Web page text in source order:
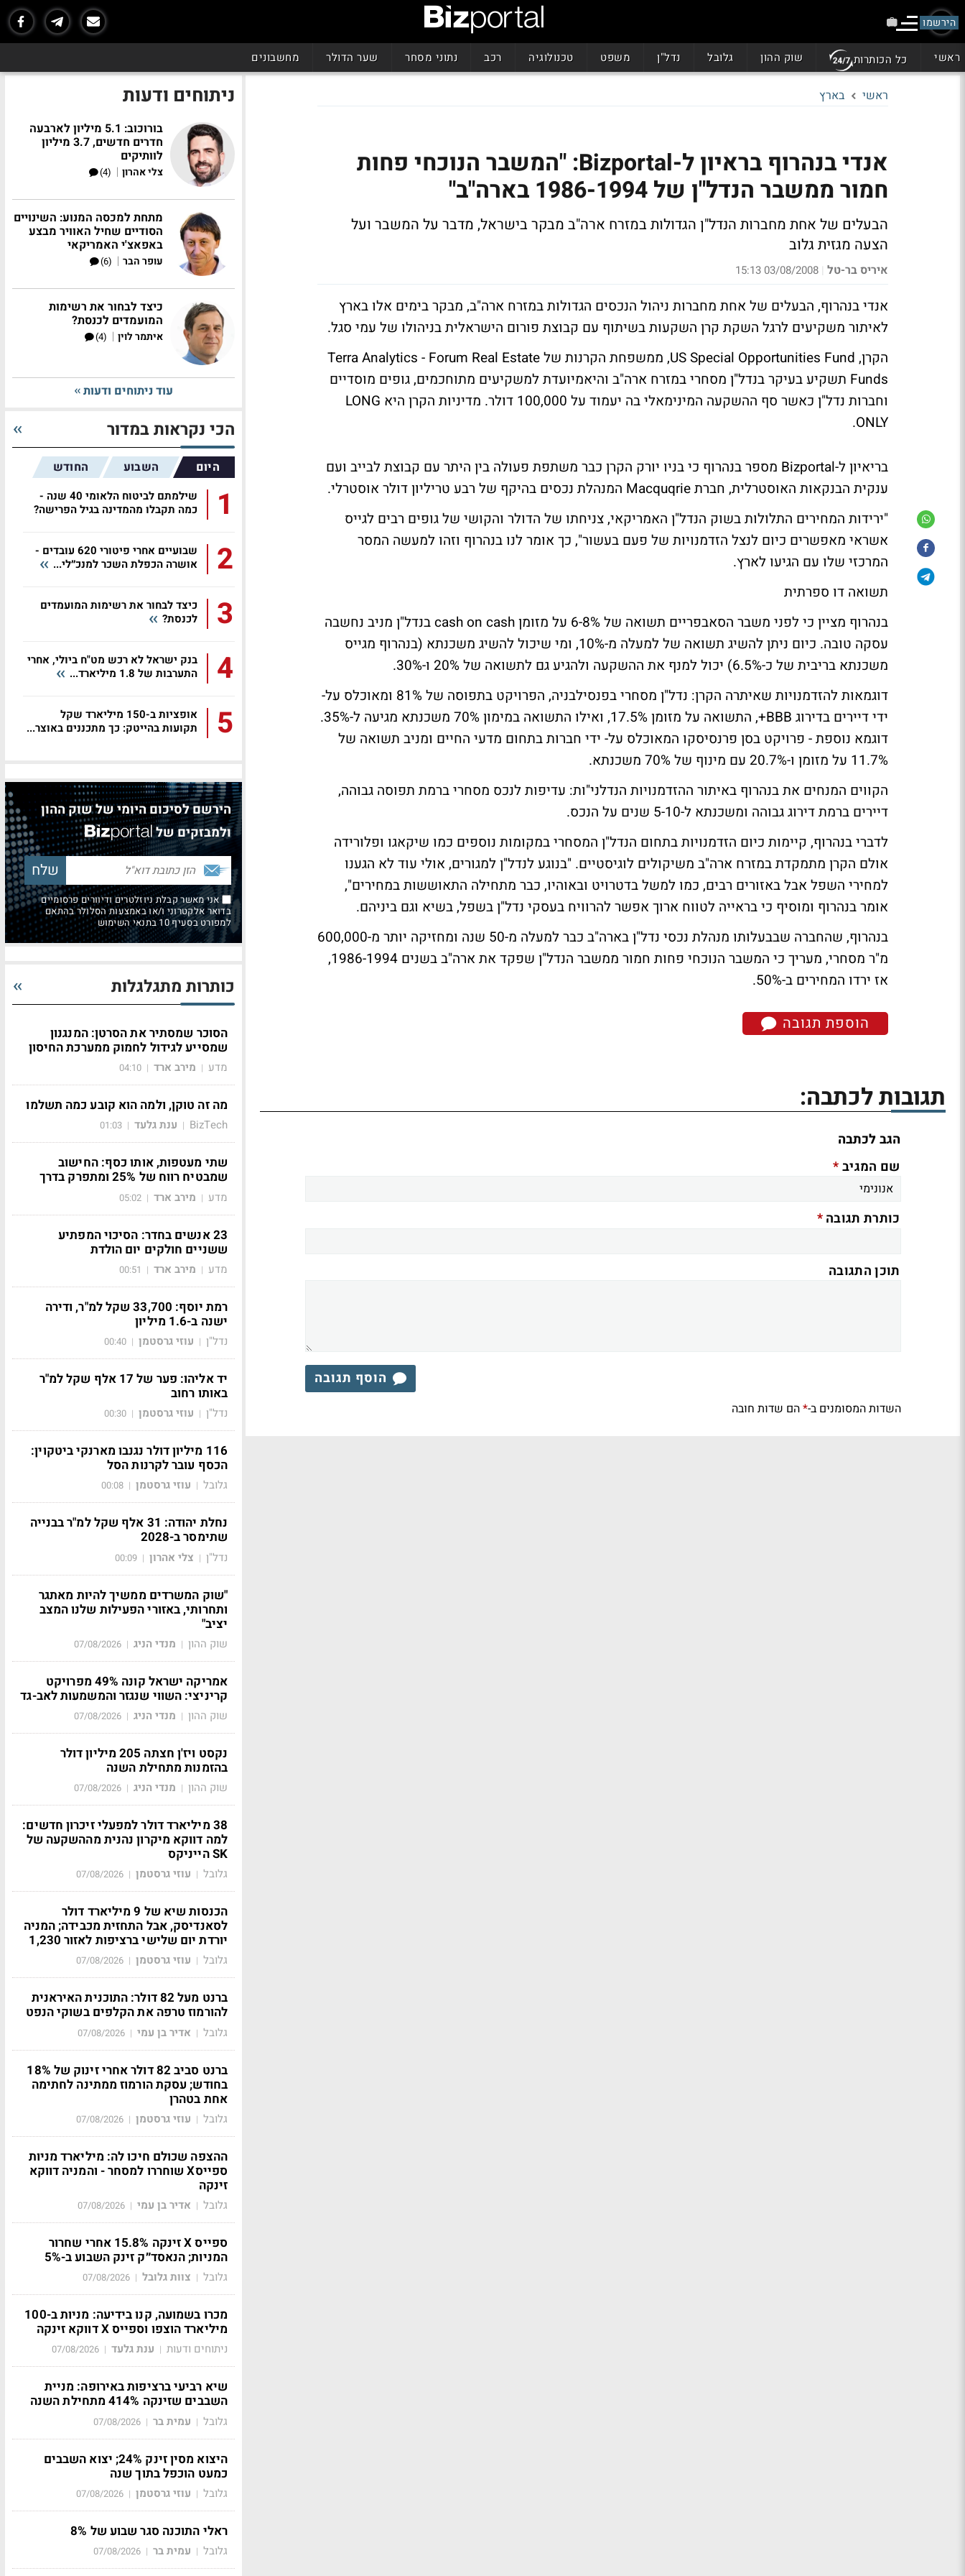
הירשמו
ראשי כל הכותרות שוק ההון גלובל נדל"ן משפט טכנולוגיה רכב נתוני מסחר שער הדולר מחשבונים
ראשי בארץ
אנדי בנהרוף בראיון ל-Bizportal: "המשבר הנוכחי פחות
חמור ממשבר הנדל"ן של 1986-1994 בארה"ב"
הבעלים של אחת מחברות הנדל"ן הגדולות במזרח ארה"ב מבקר בישראל, מדבר על המשבר ועל
הצעה מגזית גלוב
איריס בר-טל |
03/08/2008 15:13
אנדי בנהרוף, הבעלים של אחת מחברות ניהול הנכסים הגדולות במזרח ארה"ב, מבקר בימים אלו בארץ
לאיתור משקיעים לרגל השקת קרן השקעות בשיתוף עם קבוצת פורום הישראלית בניהולו של עמי סגל.
הקרן, US Special Opportunities Fund, ממשפחת הקרנות של Terra Analytics - Forum Real Estate
Funds תשקיע בעיקר בנדל"ן מסחרי במזרח ארה"ב והיאמיועדת למשקיעים מתוחכמים, גופים מוסדיים
וחברות נדל"ן כאשר סף ההשקעה המינימאלי בה יעמוד על 100,000 דולר. מדיניות הקרן היא LONG
ONLY.
בריאיון ל-Bizportal מספר בנהרוף כי בניו יורק הקרן כבר משתפת פעולה בין היתר עם קבוצת לבייב ועם
ענקית הבנקאות האוסטרלית, חברת Macquqrie המנהלת נכסים בהיקף של רבע טריליון דולר אוסטרלי.
"ירידות המחירים התלולות בשוק הנדל"ן האמריקאי, צניחתו של הדולר והקושי של גופים רבים לגייס
אשראי מאפשרים כיום לנצל הזדמנויות של פעם בעשור", כך אומר לנו בנהרוף וזהו למעשה המסר
המרכזי שלו עם הגיעו לארץ.
תשואה דו ספרתית
בנהרוף מציין כי לפני משבר הסאבפריים תשואה של 6-8% על מזומן cash on cash בנדל"ן מניב נחשבה
עסקה טובה. כיום ניתן להשיג תשואה של למעלה מ-10%, ומי שיכול להשיג משכנתא (בנהרוף מגייס
משכנתא בריבית של כ-6.5%) יכול למנף את ההשקעה ולהגיע גם לתשואה של 20% ו-30%.
דוגמאות להזדמנויות שאיתרה הקרן: נדל"ן מסחרי בפנסילבניה, הפרויקט בתפוסה של 81% ומאוכלס על-
ידי דיירים בדירוג BBB+, התשואה על מזומן 17.5%, ואילו התשואה במימון 70% משכנתא מגיעה ל-35%.
דוגמא נוספת - פרויקט בסן פרנסיסקו המאוכלס על- ידי חברות בתחום מדעי החיים ומניב תשואה של
11.7% על מזומן ו-20.7% עם מינוף של 70% משכנתא.
הקווים המנחים את בנהרוף באיתור ההזדמנויות הנדלני"ות: עדיפות לנכס מסחרי ברמת תפוסה גבוהה,
דיירים ברמת דירוג גבוהה ומשכנתא ל-5-10 שנים על הנכס.
לדברי בנהרוף, קיימות כיום הזדמנויות בתחום הנדל"ן המסחרי במקומות נוספים כמו שיקאגו ופלורידה
אולם הקרן מתמקדת במזרח ארה"ב משיקולים לוגיסטיים. "בנוגע לנדל"ן למגורים, אולי עוד לא הגענו
למחירי השפל אבל באזורים רבים, כמו למשל בדטרויט ובאוהיו, כבר מתחילה התאוששות במחירים",
אומר בנהרוף ומוסיף כי בראייה לטווח ארוך אפשר להרוויח בעסקי נדל"ן בשפל, בשיא וגם ביניהם.
בנהרוף, שהחברה שבבעלותו מנהלת נכסי נדל"ן בארה"ב כבר למעלה מ-50 שנה ומחזיקה יותר מ-600,000
מ"ר מסחרי, מעריך כי המשבר הנוכחי פחות חמור ממשבר הנדל"ן שפקד את ארה"ב בשנים 1986-1994,
אז ירדו המחירים ב-50%.
הוספת תגובה
תגובות לכתבה:
הגב לכתבה
שם המגיב*
כותרת תגובה*
תוכן התגובה
הוסף תגובה
השדות המסומנים ב-*הם שדות חובה
ניתוחים ודעות
בורוכוב: 5.1 מיליון לארבעה
חדרים חדשים, 3.7 מיליון
לוותיקים
צלי אהרון |
(4)
מתחת למכסה המנוע: השינויים
הסודיים שחיל האוויר מבצע
באפאצ'י האמריקאי
עופר הבר |
(6)
כיצד לבחור את רשימות
המועמדים לכנסת?
איתמר לוין |
(4)
עוד ניתוחים ודעות
הכי נקראות במדור
היום השבוע החודש
1
שילמתם לביטוח הלאומי 40 שנה -
כמה תקבלו מהמדינה בגיל הפרישה?
2
שבועיים אחרי פיטורי 620 עובדים -
אושרה הכפלת השכר למנכ״לי...
3
כיצד לבחור את רשימות המועמדים
לכנסת?
4
בנק ישראל לא רכש מט"ח ביולי, אחרי
התערבות של 1.8 מיליארד...
5
אופציות ב-150 מיליארד שקל
תקועות בהייטק: כך מתכננים באוצר...
הירשם לסיכום היומי של שוק ההון
ולמבזקים של
אני מאשר קבלת ניוזלטרים ודיוורים פרסומיים
בדואר אלקטרוני ו/או באמצעות הסלולר בהתאם
למפורט בסעיף 10 בתנאי השימוש
כותרות מתגלגלות
הסוכר שמסתיר את הסרטן: המנגנון
שמסייע לגידול לחמוק ממערכת החיסון
מדע | מירב ארד |
04:10
מה זה טוקן, ולמה הוא קובע כמה תשלמו
BizTech
| ענת גלעד |
01:03
שתי מעטפות, אותו כסף: החישוב
שמבטיח רווח של 25% ומתפרק בדרך
מדע | מירב ארד |
05:02
23 אנשים בחדר: הסיכוי המפתיע
ששניים חולקים יום הולדת
מדע | מירב ארד |
00:51
רמת יוסף: 33,700 שקל למ"ר, ודירה
ישנה ב-1.6 מיליון
נדל"ן | עוזי גרסטמן |
00:40
יד אליהו: פער של 17 אלף שקל למ"ר
באותו רחוב
נדל"ן | עוזי גרסטמן |
00:30
116 מיליון דולר נגנבו מארנקי ביטקוין:
הכסף עובר לקרנות הסל
גלובל | עוזי גרסטמן |
00:08
נחלת יהודה: 31 אלף שקל למ"ר בבנייה
שתימסר ב-2028
נדל"ן | צלי אהרון |
00:09
"שוק המשרדים ממשיך להיות מאתגר
ותחרותי, באזורי הפעילות שלנו המצב
יציב"
שוק ההון | מנדי הניג |
07/08/2026
אמריקה ישראל קונה 49% מפרויקט
קריניצי: השווי שנגזר והמשמעות לאב-גד
שוק ההון | מנדי הניג |
07/08/2026
נקסט ויז'ן חצתה 205 מיליון דולר
בהזמנות מתחילת השנה
שוק ההון | מנדי הניג |
07/08/2026
38 מיליארד דולר למפעלי זיכרון חדשים:
למה דווקא מיקרון נהנית מההשקעה של
SK הייניקס
גלובל | עוזי גרסטמן |
07/08/2026
הכנסות שיא של 9 מיליארד דולר
לסאנדיסק, אבל התחזית מכבידה; המניה
יורדת יום שלישי ברציפות לאזור 1,230
גלובל | עוזי גרסטמן |
07/08/2026
ברנט מעל 82 דולר: התוכנית האיראנית
להורמוז טרפה את הקלפים בשוקי הנפט
גלובל | אדיר בן עמי |
07/08/2026
ברנט סביב 82 דולר אחרי זינוק של 18%
בחודש; עסקת הורמוז ממתינה לחתימה
אחת בטהרן
גלובל | עוזי גרסטמן |
07/08/2026
ההצפה שכולם חיכו לה: מיליארד מניות
ספייסX שוחררו למסחר - והמניה דווקא
זינקה
גלובל | אדיר בן עמי |
07/08/2026
ספייס X זינקה 15.8% אחרי שחרור
המניות; הנאסד״ק זינק השבוע ב-5%
גלובל | צוות גלובל |
07/08/2026
מכרו בשמועה, קנו בידיעה: מניות ב-100
מיליארד הוצפו וספייס X דווקא זינקה
ניתוחים ודעות | ענת גלעד |
07/08/2026
שיא רביעי ברציפות באירופה: מניית
השבבים שזינקה 414% מתחילת השנה
גלובל | עמית בר |
07/08/2026
היצוא מסין זינק 24%; יצוא השבבים
כמעט הוכפל בתוך שנה
גלובל | עוזי גרסטמן |
07/08/2026
ראלי התוכנה סגר שבוע של 8%
גלובל | עמית בר |
07/08/2026